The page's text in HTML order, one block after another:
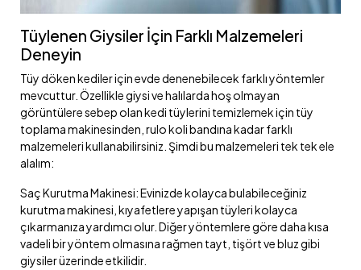
Tüylenen Giysiler İçin Farklı Malzemeleri
Deneyin
Tüy döken kediler için evde denenebilecek farklı yöntemler
mevcuttur. Özellikle giysi ve halılarda hoş olmayan
görüntülere sebep olan kedi tüylerini temizlemek için tüy
toplama makinesinden, rulo koli bandına kadar farklı
malzemeleri kullanabilirsiniz. Şimdi bu malzemeleri tek tek ele
alalım:
Saç Kurutma Makinesi: Evinizde kolayca bulabileceğiniz
kurutma makinesi, kıyafetlere yapışan tüyleri kolayca
çıkarmanıza yardımcı olur. Diğer yöntemlere göre daha kısa
vadeli bir yöntem olmasına rağmen tayt, tişört ve bluz gibi
giysiler üzerinde etkilidir.